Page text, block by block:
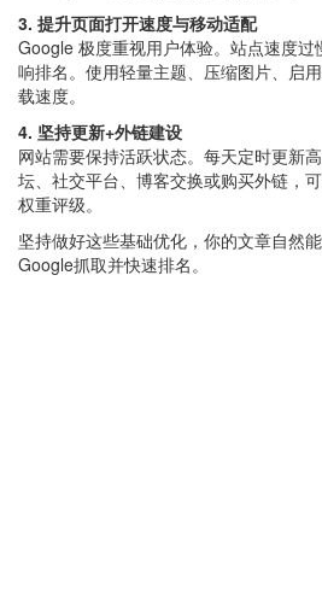
3. 提升页面打开速度与移动适配
Google 极度重视用户体验。站点速度
响排名。使用轻量主题、压缩图片、启
载速度。
4. 坚持更新+外链建设
网站需要保持活跃状态。每天定时更新
坛、社交平台、博客交换或购买外链，
权重评级。
坚持做好这些基础优化，你的文章自然
Google抓取并快速排名。